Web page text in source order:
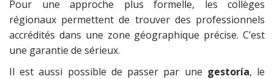
Pour une approche plus formelle, les collèges
régionaux permettent de trouver des professionnels
accrédités dans une zone géographique précise. C’est
une garantie de sérieux.
Il est aussi possible de passer par une gestoría, le